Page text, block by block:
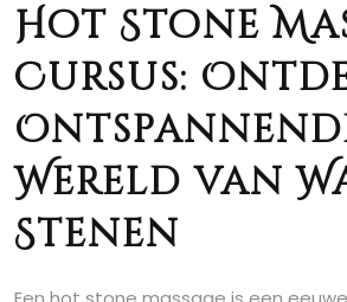
Hot Stone
Cursus:
Wereld van
Stenen